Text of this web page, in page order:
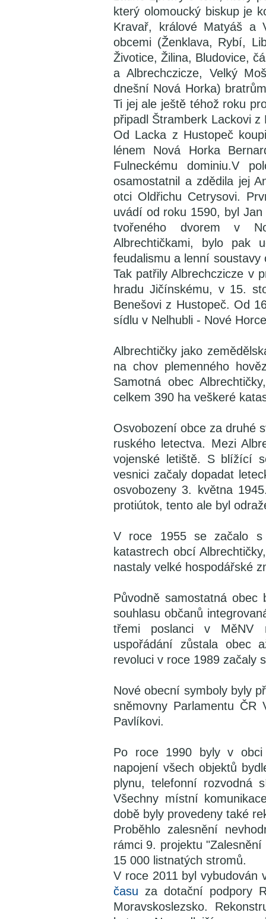
který olomoucký biskup je
Kravař, králové Matyáš a
obcemi (Ženklava, Rybí,
Životice, Žilina, Bludovice,
a Albrechczicze, Velký
dnešní Nová Horka)
Ti jej ale ještě téhož roku
připadl Štramberk Lackovi
Od Lacka z Hustopeč
lénem Nová Horka
Fulneckému dominiu.V
osamostatnil a zdědila jej
otci Oldřichu Cetrysovi.
uvádí od roku 1590, byl
tvořeného dvorem v
Albrechtičkami, bylo pak
feudalismu a lenní
Tak patřily Albrechczicze v
hradu Jičínskému, v 15.
Benešovi z Hustopeč. Od
sídlu v Nelhubli - Nové
Albrechtičky jako
na chov plemenného
Samotná obec
celkem 390 ha veškeré
Osvobození obce za druhé
ruského letectva. Mezi
vojenské letiště. S blížící
vesnici začaly dopadat
osvobozeny 3. května
protiútok, tento ale byl
V roce 1955 se začalo s
katastrech obcí
nastaly velké hospodářské
Původně samostatná
souhlasu občanů
třemi poslanci v MěNV
uspořádání zůstala obec
revoluci v roce 1989 začaly
Nové obecní symboly byly
sněmovny Parlamentu ČR
Pavlíkovi.
Po roce 1990 byly v obci
napojení všech objektů
plynu, telefonní rozvodná
Všechny místní
době byly provedeny také
Proběhlo zalesnění
rámci 9. projektu
15 000 listnatých stromů.
V roce 2011 byl
času za dotační podpory
Moravskoslezsko.